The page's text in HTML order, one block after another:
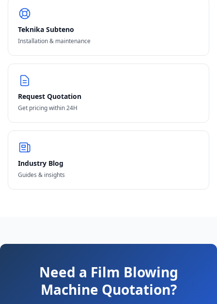
Teknika Subteno
Installation & maintenance
Request Quotation
Get pricing within 24H
Industry Blog
Guides & insights
Need a Film Blowing
Machine Quotation?